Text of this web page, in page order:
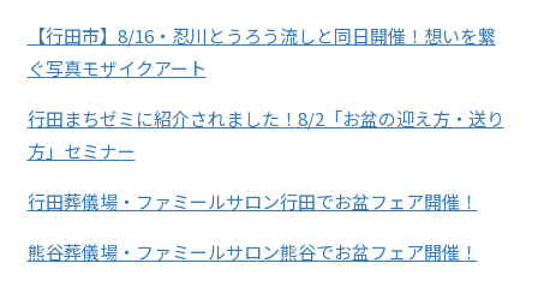
【行田市】8/16・忍川とうろう流しと同日開催！想いを繋
ぐ写真モザイクアート
行田まちゼミに紹介されました！8/2「お盆の迎え方・送り
方」セミナー
行田葬儀場・ファミールサロン行田でお盆フェア開催！
熊谷葬儀場・ファミールサロン熊谷でお盆フェア開催！